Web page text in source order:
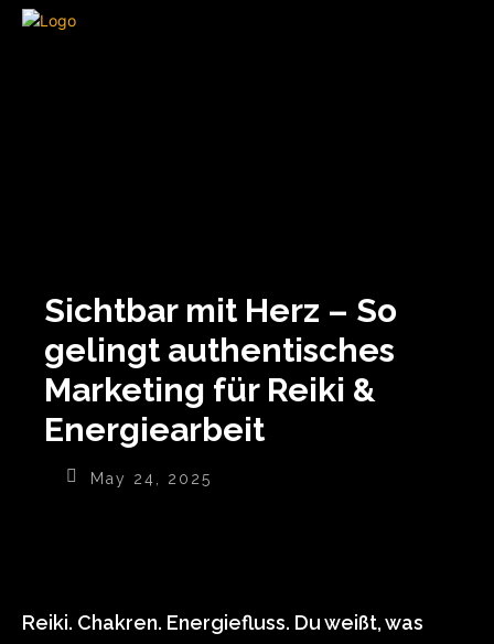
Sichtbar mit Herz – So
gelingt authentisches
Marketing für Reiki &
Energiearbeit
May 24, 2025
Reiki. Chakren. Energiefluss. Du weißt, was